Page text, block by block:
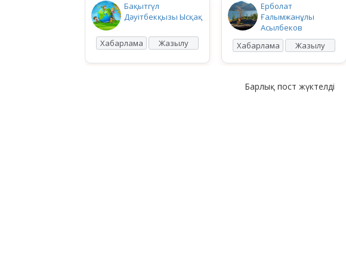
Бақытгүл
Дәуітбекқызы Ысқақ
Хабарлама Жазылу
Ерболат
Ғалымжанұлы
Асылбеков
Хабарлама
Жазылу
Барлық пост жүктелді